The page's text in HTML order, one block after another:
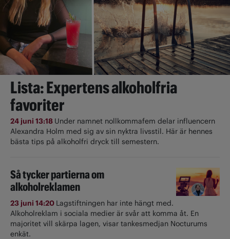
Lista: Expertens alkoholfria
favoriter
24 juni 13:18 Under namnet nollkommafem delar influencern
Alexandra Holm med sig av sin nyktra livsstil. Här är hennes
bästa tips på alkoholfri dryck till semestern.
Så tycker partierna om
alkoholreklamen
23 juni 14:20 Lagstiftningen har inte hängt med.
Alkoholreklam i sociala medier är svår att komma åt. En
majoritet vill skärpa lagen, visar tankesmedjan Nocturums
enkät.